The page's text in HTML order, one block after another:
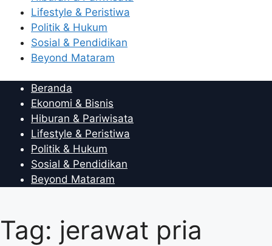
Lifestyle & Peristiwa
Politik & Hukum
Sosial & Pendidikan
Beyond Mataram
Beranda
Ekonomi & Bisnis
Hiburan & Pariwisata
Lifestyle & Peristiwa
Politik & Hukum
Sosial & Pendidikan
Beyond Mataram
Tag: jerawat pria